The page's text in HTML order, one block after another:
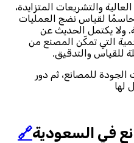
والتشريعات المتزايدة،
لقياس نضج العمليات
ولا يكتمل الحديث عن
التي تمكّن المصنع من
للقياس والتدقيق.
للمصانع، ثم دور
لها
في السعودية🔗